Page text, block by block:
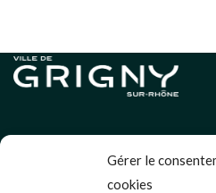
Gérer le
cookies
Politique de cookies (UE)